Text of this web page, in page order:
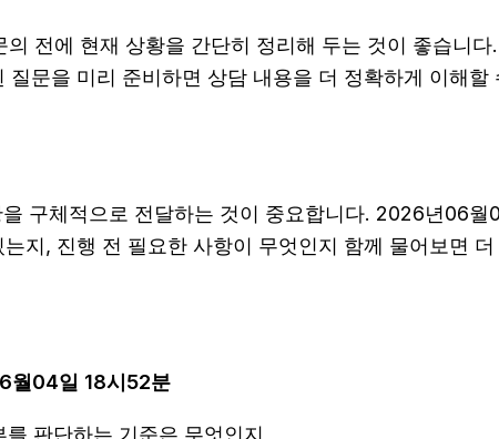
전에 현재 상황을 간단히 정리해 두는 것이 좋습니
문을 미리 준비하면 상담 내용을 더 정확하게 이해
구체적으로 전달하는 것이 중요합니다. 2026년06
지, 진행 전 필요한 사항이 무엇인지 함께 물어보면
월04일 18시52분
판단하는 기준은 무엇인지